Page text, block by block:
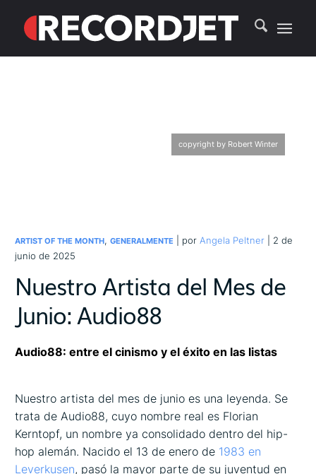
copyright by Robert Winter
ARTIST OF THE MONTH,GENERALMENTE | por Angela Peltner | 2 de
junio de 2025
Nuestro Artista del Mes de
Junio: Audio88
Audio88: entre el cinismo y el éxito en las listas
Nuestro artista del mes de junio es una leyenda. Se
trata de Audio88, cuyo nombre real es Florian
Kerntopf, un nombre ya consolidado dentro del hip-
hop alemán. Nacido el 13 de enero de 1983 en
Leverkusen, pasó la mayor parte de su juventud en